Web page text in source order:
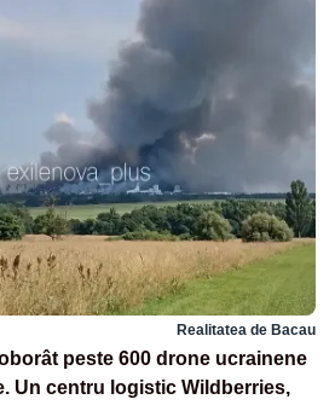
Realitatea de Bacau
peste 600 drone ucrainene
Un centru logistic Wildberries,